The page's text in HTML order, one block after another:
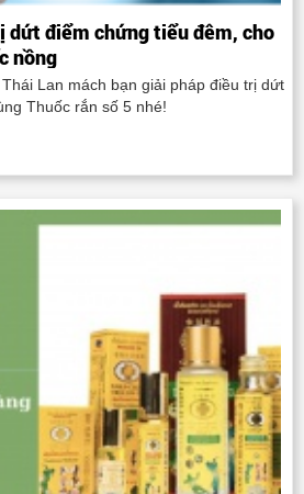
dứt điểm chứng tiểu đêm, cho
nồng
Lan mách bạn giải pháp điều trị dứt
Thuốc rắn số 5 nhé!